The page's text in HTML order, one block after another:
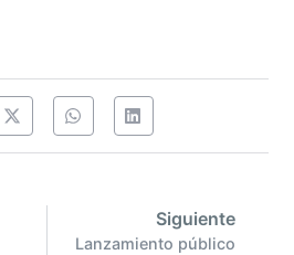
Siguiente
Lanzamiento público